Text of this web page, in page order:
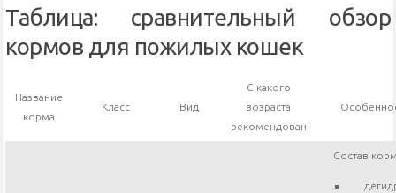
Таблица: сравнительный обзор
кормов для пожилых кошек
Название
корма
Класс Вид
С какого
возраста
рекомендован
Состав